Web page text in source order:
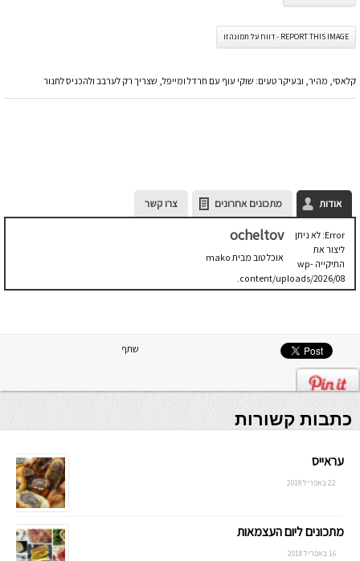
REPORT THIS IMAGE - דווח על תמונה זו
קלאסי, מהיר, ובעיקר טעים: שוקי עוף עם חרדל ומייפל, שצריך רק לערבב ולהכניס לתנור
אודות מתכונים אחרונים צרו קשר
Error: לא ניתן
ליצור את
התיקייה wp-
content/uploads/2026/08.
יש לבדוק
ocheltov
אוכל טוב מבית mako
שתף
כתבות קשורות
עראייס
22 באפריל 2018
מתכונים ליום העצמאות
16 באפריל 2018